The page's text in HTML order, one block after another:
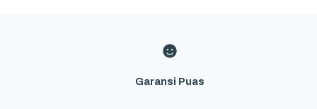
Garansi Puas